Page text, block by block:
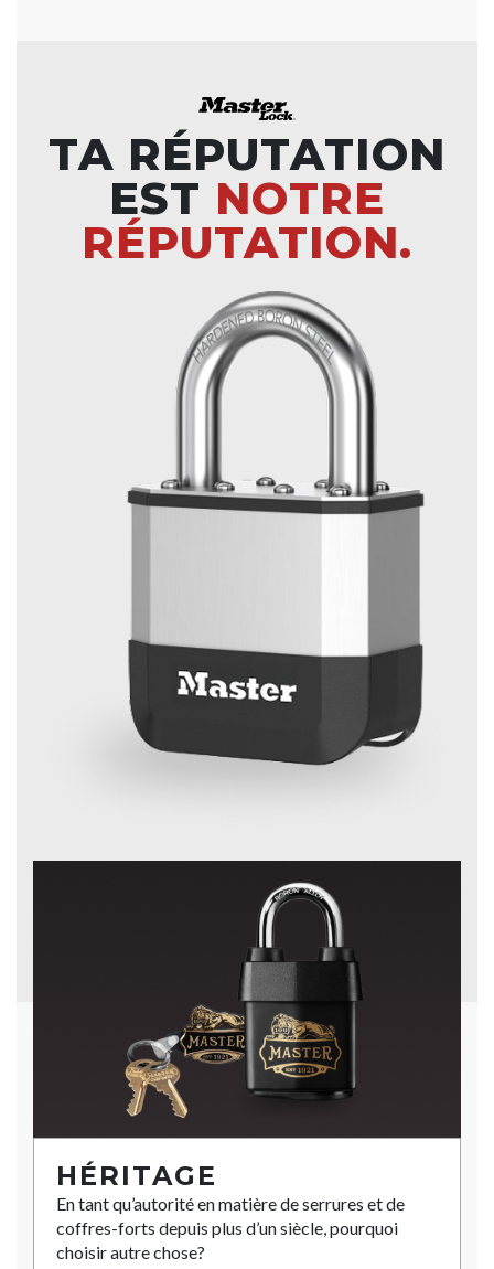
TA RÉPUTATION
EST NOTRE
RÉPUTATION.
HÉRITAGE
En tant qu’autorité en matière de serrures et de
coffres-forts depuis plus d’un siècle, pourquoi
choisir autre chose?